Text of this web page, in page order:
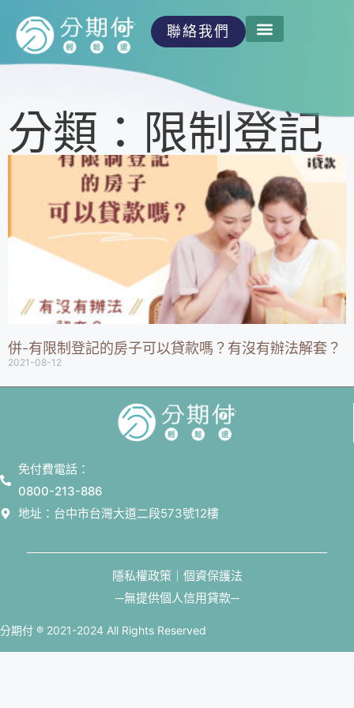
聯絡我們
分類：限制登記
併-有限制登記的房子可以貸款嗎？有沒有辦法解套？
2021-08-12
免付費電話：
0800-213-886
地址：台中市台灣大道二段573號12樓
隱私權政策｜個資保護法
─無提供個人信用貸款─
分期付 ® 2021-2024 All Rights Reserved